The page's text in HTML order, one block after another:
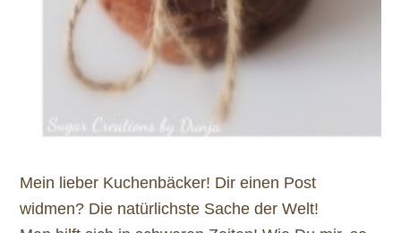
Mein lieber Kuchenbäcker! Dir einen Post
widmen? Die natürlichste Sache der Welt!